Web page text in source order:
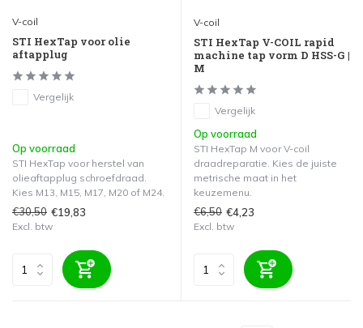
V-coil
STI HexTap voor olie
aftapplug
Vergelijk
Op voorraad
STI HexTap voor herstel van
olieaftapplug schroefdraad.
Kies M13, M15, M17, M20 of M24.
€30,50 €19,83
Excl. btw
V-coil
STI HexTap V-COIL rapid
machine tap vorm D HSS-G |
M
Vergelijk
Op voorraad
STI HexTap M voor V-coil
draadreparatie. Kies de juiste
metrische maat in het
keuzemenu.
€6,50 €4,23
Excl. btw